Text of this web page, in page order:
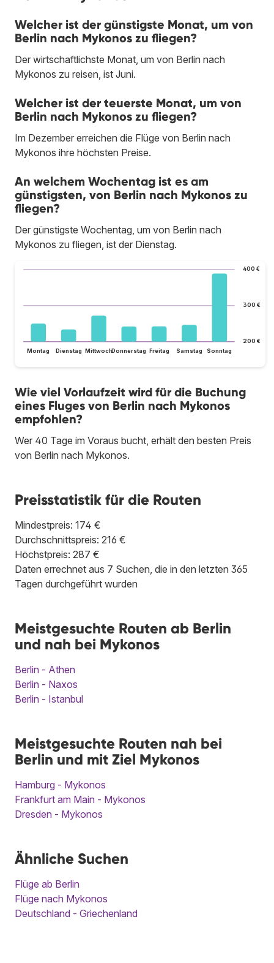
Welcher ist der günstigste Monat, um von
Berlin nach Mykonos zu fliegen?
Der wirtschaftlichste Monat, um von Berlin nach
Mykonos zu reisen, ist Juni.
Welcher ist der teuerste Monat, um von
Berlin nach Mykonos zu fliegen?
Im Dezember erreichen die Flüge von Berlin nach
Mykonos ihre höchsten Preise.
An welchem Wochentag ist es am
günstigsten, von Berlin nach Mykonos zu
fliegen?
Der günstigste Wochentag, um von Berlin nach
Mykonos zu fliegen, ist der Dienstag.
200 €
300 €
400 €
Montag Dienstag MittwochDonnerstag Freitag Samstag Sonntag
Wie viel Vorlaufzeit wird für die Buchung
eines Fluges von Berlin nach Mykonos
empfohlen?
Wer 40 Tage im Voraus bucht, erhält den besten Preis
von Berlin nach Mykonos.
Preisstatistik für die Routen
Mindestpreis: 174 €
Durchschnittspreis: 216 €
Höchstpreis: 287 €
Daten errechnet aus 7 Suchen, die in den letzten 365
Tagen durchgeführt wurden
Meistgesuchte Routen ab Berlin
und nah bei Mykonos
Berlin - Athen
Berlin - Naxos
Berlin - Istanbul
Meistgesuchte Routen nah bei
Berlin und mit Ziel Mykonos
Hamburg - Mykonos
Frankfurt am Main - Mykonos
Dresden - Mykonos
Ähnliche Suchen
Flüge ab Berlin
Flüge nach Mykonos
Deutschland - Griechenland